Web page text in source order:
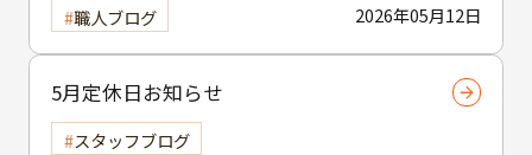
2026年05月12日
職人ブログ
5月定休日お知らせ
スタッフブログ